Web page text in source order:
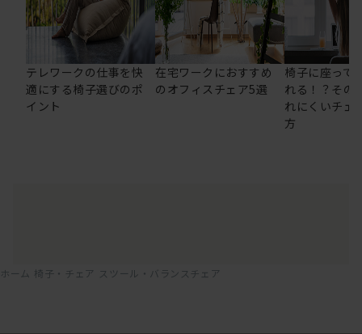
テレワークの仕事を快
適にする椅子選びのポ
イント
在宅ワークにおすすめ
のオフィスチェア5選
椅子に座って
れる！？その
れにくいチェ
方
ホーム 椅子・チェア スツール・バランスチェア